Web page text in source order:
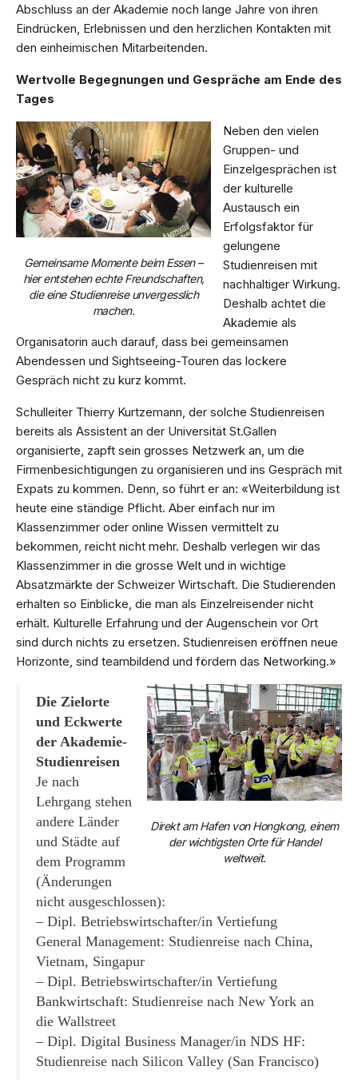
Abschluss an der Akademie noch lange Jahre von ihren
Eindrücken, Erlebnissen und den herzlichen Kontakten mit
den einheimischen Mitarbeitenden.
Wertvolle Begegnungen und Gespräche am Ende des
Tages
Gemeinsame Momente beim Essen –
hier entstehen echte Freundschaften,
die eine Studienreise unvergesslich
machen.
Neben den vielen
Gruppen- und
Einzelgesprächen ist
der kulturelle
Austausch ein
Erfolgsfaktor für
gelungene
Studienreisen mit
nachhaltiger Wirkung.
Deshalb achtet die
Akademie als
Organisatorin auch darauf, dass bei gemeinsamen
Abendessen und Sightseeing-Touren das lockere
Gespräch nicht zu kurz kommt.
Schulleiter Thierry Kurtzemann, der solche Studienreisen
bereits als Assistent an der Universität St.Gallen
organisierte, zapft sein grosses Netzwerk an, um die
Firmenbesichtigungen zu organisieren und ins Gespräch mit
Expats zu kommen. Denn, so führt er an: «Weiterbildung ist
heute eine ständige Pflicht. Aber einfach nur im
Klassenzimmer oder online Wissen vermittelt zu
bekommen, reicht nicht mehr. Deshalb verlegen wir das
Klassenzimmer in die grosse Welt und in wichtige
Absatzmärkte der Schweizer Wirtschaft. Die Studierenden
erhalten so Einblicke, die man als Einzelreisender nicht
erhält. Kulturelle Erfahrung und der Augenschein vor Ort
sind durch nichts zu ersetzen. Studienreisen eröffnen neue
Horizonte, sind teambildend und fördern das Networking.»
Direkt am Hafen von Hongkong, einem
der wichtigsten Orte für Handel
weltweit.
Die Zielorte
und Eckwerte
der Akademie-
Studienreisen
Je nach
Lehrgang stehen
andere Länder
und Städte auf
dem Programm
(Änderungen
nicht ausgeschlossen):
– Dipl. Betriebswirtschafter/in Vertiefung
General Management: Studienreise nach China,
Vietnam, Singapur
– Dipl. Betriebswirtschafter/in Vertiefung
Bankwirtschaft: Studienreise nach New York an
die Wallstreet
– Dipl. Digital Business Manager/in NDS HF:
Studienreise nach Silicon Valley (San Francisco)